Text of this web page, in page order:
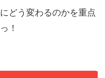
どう変わるのかを重点
！